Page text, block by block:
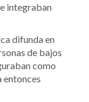
integraban
difunda en
de bajos
como
entonces